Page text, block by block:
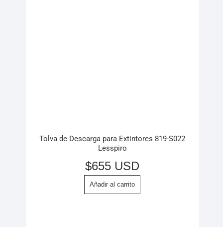
Tolva de Descarga para Extintores 819-S022
Lesspiro
$655 USD
Añadir al carrito